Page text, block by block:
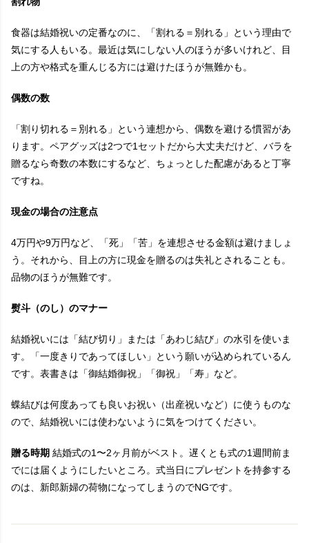
食器は結婚祝いの定番なのに、「割れる＝別れる」という理由で
気にする人もいる。最近は気にしない人のほうが多いけれど、目
上の方や格式を重んじる方には避けたほうが無難かも。
偶数の数
「割り切れる＝別れる」という連想から、偶数を避ける慣習があ
ります。ペアグッズは2つで1セットだから大丈夫だけど、バラを
贈るなら奇数の本数にするなど、ちょっとした配慮があると丁寧
ですね。
現金の場合の注意点
4万円や9万円など、「死」「苦」を連想させる金額は避けましょ
う。それから、目上の方に現金を贈るのは失礼とされることも。
品物のほうが無難です。
熨斗（のし）のマナー
結婚祝いには「結び切り」または「あわじ結び」の水引を使いま
す。「一度きりであってほしい」という願いが込められているん
です。表書きは「御結婚御祝」「御祝」「寿」など。
蝶結びは何度あっても良いお祝い（出産祝いなど）に使うものな
ので、結婚祝いには使わないように気をつけてください。
贈る時期 結婚式の1〜2ヶ月前がベスト。遅くとも式の1週間前ま
でには届くようにしたいところ。式当日にプレゼントを持参する
のは、新郎新婦の荷物になってしまうのでNGです。